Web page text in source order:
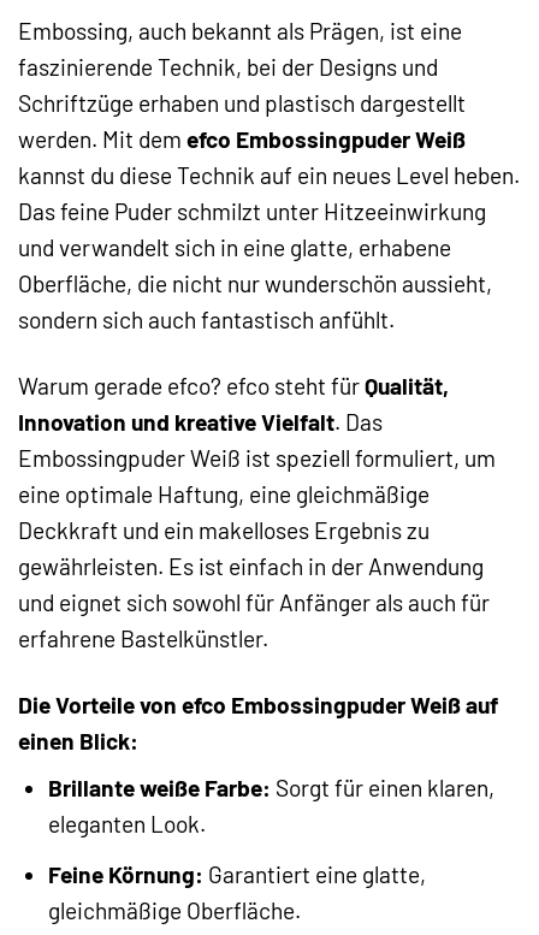
Embossing, auch bekannt als Prägen, ist eine
faszinierende Technik, bei der Designs und
Schriftzüge erhaben und plastisch dargestellt
werden. Mit dem efco Embossingpuder Weiß
kannst du diese Technik auf ein neues Level heben.
Das feine Puder schmilzt unter Hitzeeinwirkung
und verwandelt sich in eine glatte, erhabene
Oberfläche, die nicht nur wunderschön aussieht,
sondern sich auch fantastisch anfühlt.
Warum gerade efco? efco steht fürQualität,
Innovation und kreative Vielfalt. Das
Embossingpuder Weiß ist speziell formuliert, um
eine optimale Haftung, eine gleichmäßige
Deckkraft und ein makelloses Ergebnis zu
gewährleisten. Es ist einfach in der Anwendung
und eignet sich sowohl für Anfänger als auch für
erfahrene Bastelkünstler.
Die Vorteile von efco Embossingpuder Weiß auf
einen Blick:
Brillante weiße Farbe: Sorgt für einen klaren,
eleganten Look.
Feine Körnung: Garantiert eine glatte,
gleichmäßige Oberfläche.